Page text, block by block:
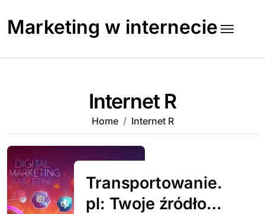
content
Marketing w internecie
Internet R
Home Internet R
Transportowanie.
pl: Twoje źródło